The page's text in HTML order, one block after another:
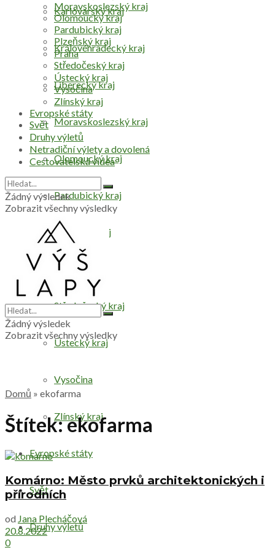
Karlovarský kraj
Královéhradecký kraj
Liberecký kraj
Moravskoslezský kraj
Olomoucký kraj
Pardubický kraj
Plzeňský kraj
Praha
Středočeský kraj
Ústecký kraj
Vysočina
Zlínský kraj
Evropské státy
Svět
Druhy výletů
Moravskoslezský kraj
Olomoucký kraj
Pardubický kraj
Plzeňský kraj
Praha
Středočeský kraj
Ústecký kraj
Vysočina
Zlínský kraj
Evropské státy
Svět
Druhy výletů
Netradiční výlety a dovolená
Cestovatelská videa
Žádný výsledek
Zobrazit všechny výsledky
Žádný výsledek
Zobrazit všechny výsledky
Domů » ekofarma
Štítek:ekofarma
Komárno: Město prvků architektonických i
přírodních
od Jana Plecháčová
20.8.2022
0